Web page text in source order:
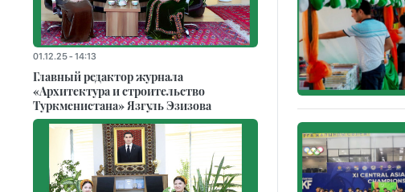
01.12.25 - 14:13
Главный редактор журнала
«Архитектура и строительство
Туркменистана» Язгуль Эзизова